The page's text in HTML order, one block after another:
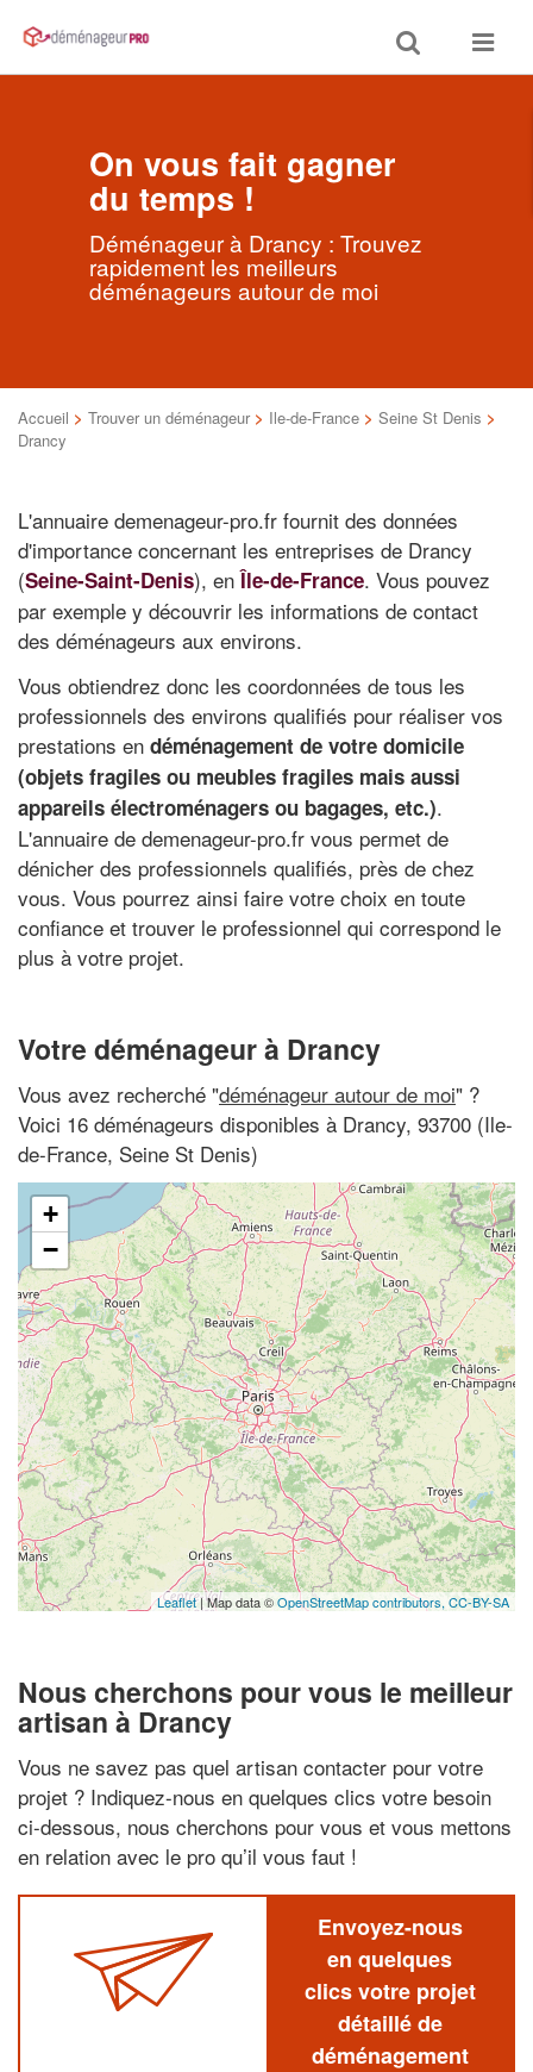
Toggle
search
Toggle
On vous fait gagner
du temps !
Déménageur à Drancy : Trouvez
rapidement les meilleurs
déménageurs autour de moi
Accueil > Trouver un déménageur > Ile-de-France > Seine St Denis >
Drancy
L'annuaire demenageur-pro.fr fournit des données
d'importance concernant les entreprises de Drancy
(Seine-Saint-Denis), enÎle-de-France. Vous pouvez
par exemple y découvrir les informations de contact
des déménageurs aux environs.
Vous obtiendrez donc les coordonnées de tous les
professionnels des environs qualifiés pour réaliser vos
prestations en déménagement de votre domicile
(objets fragiles ou meubles fragiles mais aussi
appareils électroménagers ou bagages, etc.).
L'annuaire de demenageur-pro.fr vous permet de
dénicher des professionnels qualifiés, près de chez
vous. Vous pourrez ainsi faire votre choix en toute
confiance et trouver le professionnel qui correspond le
plus à votre projet.
Votre déménageur à Drancy
Vous avez recherché "déménageur autour de moi" ?
Voici 16 déménageurs disponibles à Drancy, 93700 (Ile-
de-France, Seine St Denis)
+
−
Leaflet| Map data ©OpenStreetMap contributors, CC-BY-SA
Nous cherchons pour vous le meilleur
artisan à Drancy
Vous ne savez pas quel artisan contacter pour votre
projet ? Indiquez-nous en quelques clics votre besoin
ci-dessous, nous cherchons pour vous et vous mettons
en relation avec le pro qu’il vous faut !
Envoyez-nous
en quelques
clics votre projet
détaillé de
déménagement